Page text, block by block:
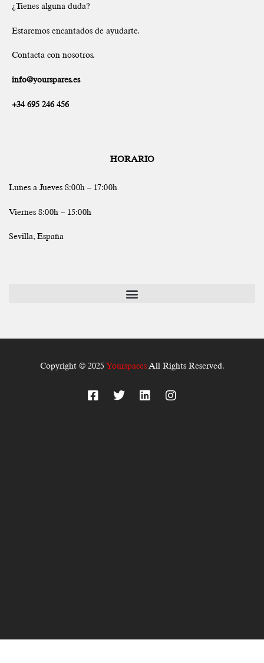
¿Tienes alguna duda?
Estaremos encantados de ayudarte.
Contacta con nosotros.
info@yourspares.es
+34 695 246 456
HORARIO
Lunes a Jueves 8:00h – 17:00h
Viernes 8:00h – 15:00h
Sevilla, España
Copyright © 2025 Yourspaces All Rights Reserved.